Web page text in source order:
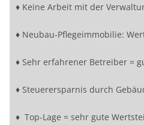
♦ Keine Arbeit mit der
♦ Neubau-Pflegeimmobilie:
♦ Sehr erfahrener Betreiber =
♦ Steuerersparnis durch
♦ Top-Lage = sehr gute